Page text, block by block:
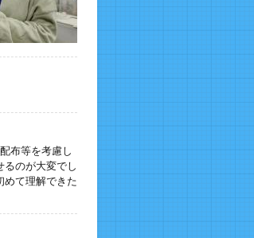
布等を考慮し
るのが大変でし
めて理解できた